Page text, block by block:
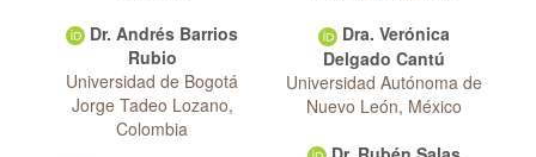
Dr. Andrés Barrios
Rubio
Universidad de Bogotá
Jorge Tadeo Lozano,
Colombia
Dra. Verónica
Delgado Cantú
Universidad Autónoma de
Nuevo León, México